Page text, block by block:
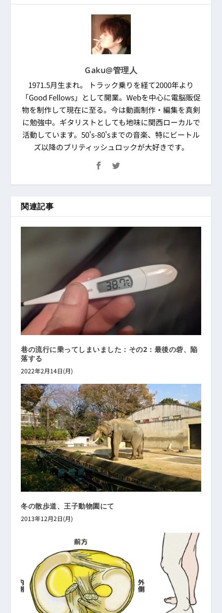
Gaku@管理人
1971.5月生まれ。 トラック乗りを経て2000年より
「Good Fellows」として開業。Webを中心に電脳販促
物を制作して現在に至る。今は動画制作・編集を真剣
に勉強中。ギタリストとしても地味に関西ローカルで
活動しています。50's-80'sまでの音楽、特にビートル
ズ以降のブリティッシュロックが大好きです。
関連記事
巷の流行に乗ってしまいました：その2：最後の砦、陥
落する
2022年2月14日(月)
冬の散歩道、王子動物園にて
2013年12月2日(月)